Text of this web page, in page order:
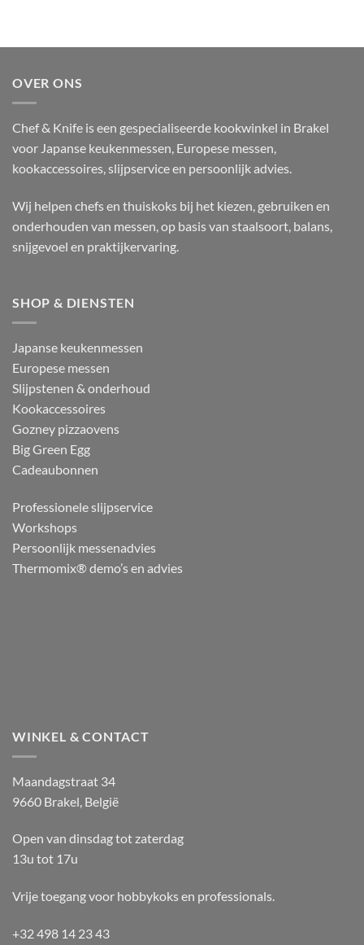
OVER ONS
Chef & Knife is een gespecialiseerde kookwinkel in Brakel
voor Japanse keukenmessen, Europese messen,
kookaccessoires, slijpservice en persoonlijk advies.
Wij helpen chefs en thuiskoks bij het kiezen, gebruiken en
onderhouden van messen, op basis van staalsoort, balans,
snijgevoel en praktijkervaring.
SHOP & DIENSTEN
Japanse keukenmessen
Europese messen
Slijpstenen & onderhoud
Kookaccessoires
Gozney pizzaovens
Big Green Egg
Cadeaubonnen
Professionele slijpservice
Workshops
Persoonlijk messenadvies
Thermomix® demo’s en advies
WINKEL & CONTACT
Maandagstraat 34
9660 Brakel, België
Open van dinsdag tot zaterdag
13u tot 17u
Vrije toegang voor hobbykoks en professionals.
+32 498 14 23 43